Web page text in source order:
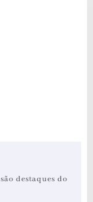
destaques do